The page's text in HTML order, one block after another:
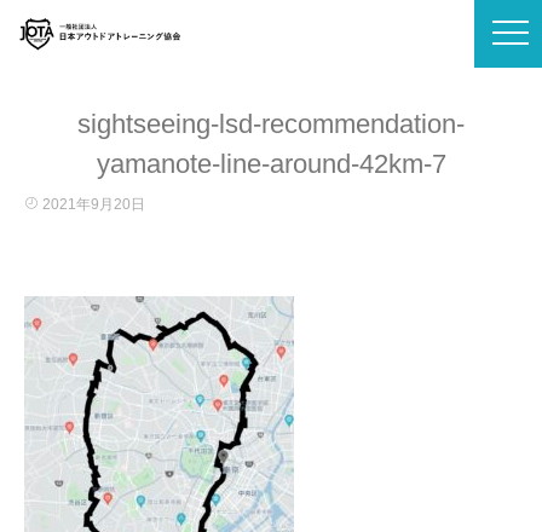
sightseeing-lsd-recommendation-
yamanote-line-around-42km-7
2021年9月20日